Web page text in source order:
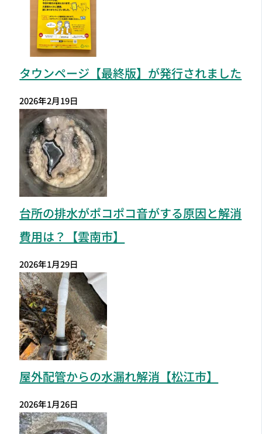
タウンページ【最終版】が発行されました
2026年2月19日
台所の排水がポコポコ音がする原因と解消
費用は？【雲南市】
2026年1月29日
屋外配管からの水漏れ解消【松江市】
2026年1月26日